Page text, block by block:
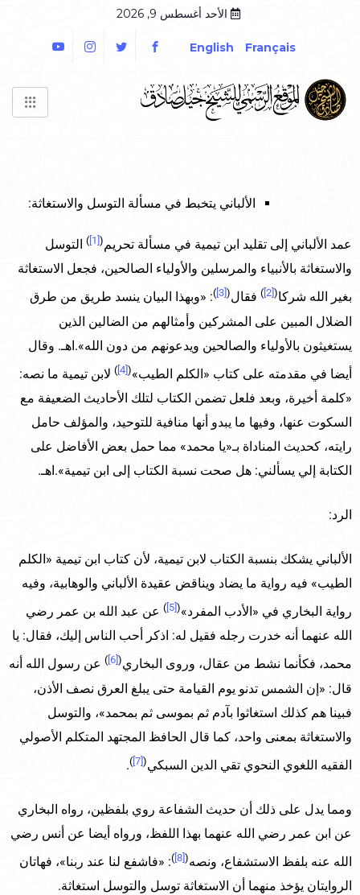
الأحد أغسطس 9, 2026
Français
English
الألباني يتخبط في مسألة التوسل والاستغاثة:
عمد الألباني إلى تقليد ابن تيمية في مسألة تحريم(
) التوسل
والاستغاثة بالأنبياء والمرسلين والأولياء الصالحين، فجعل الاستغاثة
بغير الله شركا(
) فقال(
): «وبهذا البيان ينسد طريق من طرق
الضلال المبين على المشركين وأمثالهم من الضالين الذين
يستغيثون بالأولياء والصالحين ويدعونهم من دون الله».اهـ. وقال
أيضا في مقدمته على كتاب «الكلم الطيب»(
) لابن تيمية ما نصه:
«كلمة أخيرة، وبعد فلعل تضمن الكتاب لتلك الأحاديث الضعيفة مع
السكوت عنها، وفيها ما يبدو أنها منافية للتوحيد، والمؤلف حامل
رايته، كحديث المناداة بـ«يا محمد» مما حمل بعض الأفاضل على
الكتابة إلي يسألني: هل صحت نسبة الكتاب إلى ابن تيمية».اهـ.
الرد:
الألباني يشكك بنسبة الكتاب لابن تيمية، لأن كتاب ابن تيمية «الكلم
الطيب» فيه رواية ما يضاد ويناقض عقيدة الألباني والوهابية، وفيه
رواية البخاري في «الأدب المفرد»(
) عن عبد الله بن عمر رضي
الله عنهما أنه خدرت رجله فقيل له: اذكر أحب الناس إليك، فقال: يا
محمد، فكأنما نشط من عقال، وروى البخاري(
) عن رسول الله أنه
قال: «إن الشمس تدنو يوم القيامة حتى يبلغ العرق نصف الأذن،
فبينا هم كذلك استغاثوا بآدم ثم بموسى ثم بمحمد»، والتوسل
والاستغاثة بمعنى واحد، كما قال الحافظ المجتهد المتكلم الأصولي
الفقيه اللغوي النحوي تقي الدين السبكي(
[7]
)
.
ومما يدل على ذلك أن حديث الشفاعة روي بلفظين، رواه البخاري
عن ابن عمر رضي الله عنهما بهذا اللفظ، ورواه أيضا عن أنس رضي
الله عنه بلفظ الاستشفاع، ونصه(
): «فاشفع لنا عند ربنا»، فهاتان
الروايتان يؤخذ منهما أن الاستغاثة توسل والتوسل استغاثة.